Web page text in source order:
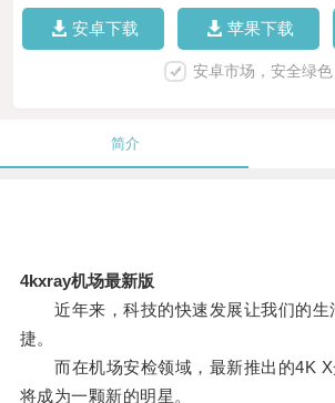
安卓下载 苹果下载
安卓市场，安全绿色
简介
4kxray机场最新版
近年来，科技的快速发展让我们的生
捷。
而在机场安检领域，最新推出的4K X
将成为一颗新的明星。